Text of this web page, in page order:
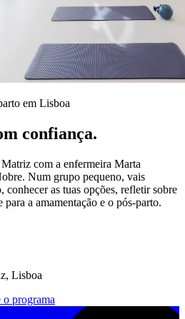
em Lisboa
confiança.
com a enfermeira Marta
Num grupo pequeno, vais
as tuas opções, refletir sobre
a amamentação e o pós-parto.
Lisboa
o programa